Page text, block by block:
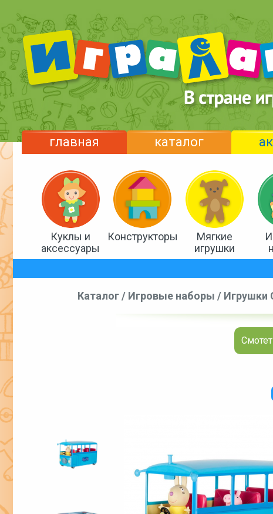
главная каталог
Куклы и
аксессуары
Конструкторы
Мягкие
игрушки
Каталог/ Игровые наборы / Игрушки